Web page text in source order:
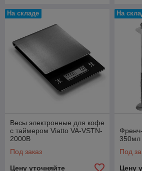
На складе
Весы электронные для кофе
с таймером Viatto VA-VSTN-
2000B
Под заказ
Цену уточняйте
На
350мл
Под
Цену